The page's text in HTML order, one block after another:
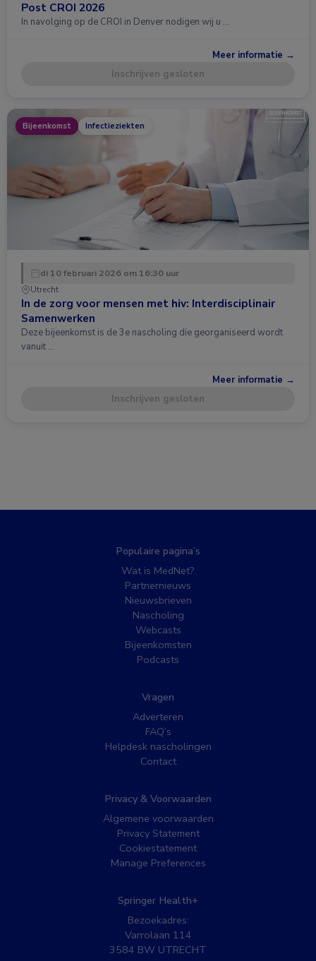
Post CROI 2026
In navolging op de CROI in Denver nodigen wij u …
Meer informatie →
Inschrijven gesloten
Bijeenkomst Infectieziekten
di 10 februari 2026 om 16:30 uur
Utrecht
In de zorg voor mensen met hiv: Interdisciplinair
Samenwerken
Deze bijeenkomst is de 3e nascholing die georganiseerd wordt
vanuit …
Meer informatie →
Inschrijven gesloten
Populaire pagina’s
Wat is MedNet?
Partnernieuws
Nieuwsbrieven
Nascholing
Webcasts
Bijeenkomsten
Podcasts
Vragen
Adverteren
FAQ’s
Helpdesk nascholingen
Contact
Privacy & Voorwaarden
Algemene voorwaarden
Privacy Statement
Cookiestatement
Manage Preferences
Springer Health+
Bezoekadres:
Varrolaan 114
3584 BW UTRECHT